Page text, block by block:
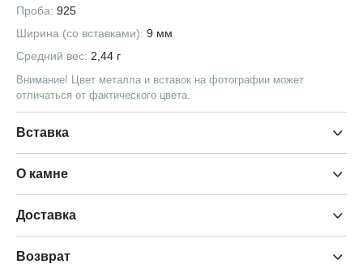
Проба: 925
Ширина (со вставками): 9 мм
Средний вес: 2,44 г
Внимание! Цвет металла и вставок на фотографии может
отличаться от фактического цвета.
Вставка
О камне
Доставка
Возврат